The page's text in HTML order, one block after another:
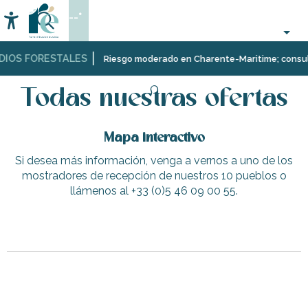
au
contenu
principalFORESTALES Riesgo moderado en Charente-Maritime;
Accessibilité
Buscar
--°
Página Web Todas nuestras ofertas
Todas nuestras ofertas
Mapa interactivo
Si desea más información, venga a vernos a uno de los
mostradores de recepción de nuestros 10 pueblos o
llámenos al +33 (0)5 46 09 00 55.
El Fort La Prée - Turismo de negocios